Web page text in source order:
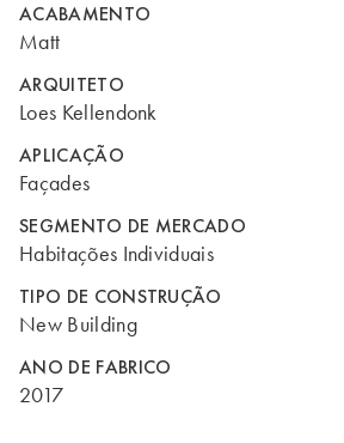
ACABAMENTO
Matt
ARQUITETO
Loes Kellendonk
APLICAÇÃO
Façades
SEGMENTO DE MERCADO
Habitações Individuais
TIPO DE CONSTRUÇÃO
New Building
ANO DE FABRICO
2017